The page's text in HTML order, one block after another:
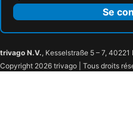
Se
trivago N.V., Kesselstraße 5 – 7,
Copyright 2026 trivago | Tous droits